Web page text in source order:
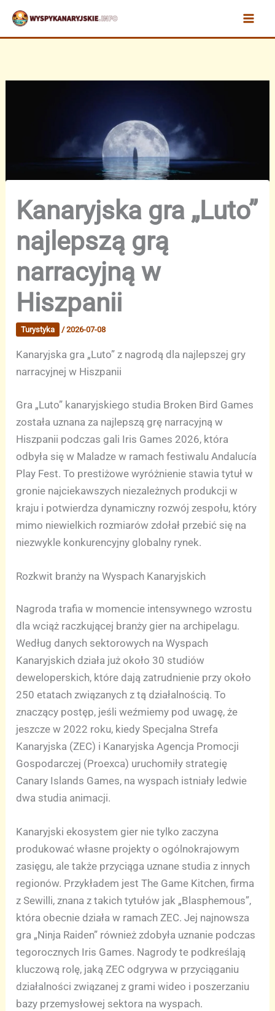
Przejdź
treści
Kanaryjska gra „Luto”
najlepszą grą
narracyjną w
Hiszpanii
Turystyka /2026-07-08
Kanaryjska gra „Luto” z nagrodą dla najlepszej gry
narracyjnej w Hiszpanii
Gra „Luto” kanaryjskiego studia Broken Bird Games
została uznana za najlepszą grę narracyjną w
Hiszpanii podczas gali Iris Games 2026, która
odbyła się w Maladze w ramach festiwalu Andalucía
Play Fest. To prestiżowe wyróżnienie stawia tytuł w
gronie najciekawszych niezależnych produkcji w
kraju i potwierdza dynamiczny rozwój zespołu, który
mimo niewielkich rozmiarów zdołał przebić się na
niezwykle konkurencyjny globalny rynek.
Rozkwit branży na Wyspach Kanaryjskich
Nagroda trafia w momencie intensywnego wzrostu
dla wciąż raczkującej branży gier na archipelagu.
Według danych sektorowych na Wyspach
Kanaryjskich działa już około 30 studiów
deweloperskich, które dają zatrudnienie przy około
250 etatach związanych z tą działalnością. To
znaczący postęp, jeśli weźmiemy pod uwagę, że
jeszcze w 2022 roku, kiedy Specjalna Strefa
Kanaryjska (ZEC) i Kanaryjska Agencja Promocji
Gospodarczej (Proexca) uruchomiły strategię
Canary Islands Games, na wyspach istniały ledwie
dwa studia animacji.
Kanaryjski ekosystem gier nie tylko zaczyna
produkować własne projekty o ogólnokrajowym
zasięgu, ale także przyciąga uznane studia z innych
regionów. Przykładem jest The Game Kitchen, firma
z Sewilli, znana z takich tytułów jak „Blasphemous”,
która obecnie działa w ramach ZEC. Jej najnowsza
gra „Ninja Raiden” również zdobyła uznanie podczas
tegorocznych Iris Games. Nagrody te podkreślają
kluczową rolę, jaką ZEC odgrywa w przyciąganiu
działalności związanej z grami wideo i poszerzaniu
bazy przemysłowej sektora na wyspach.